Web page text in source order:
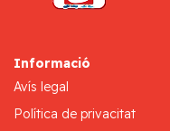
Informació
Avís legal
Política de privacitat